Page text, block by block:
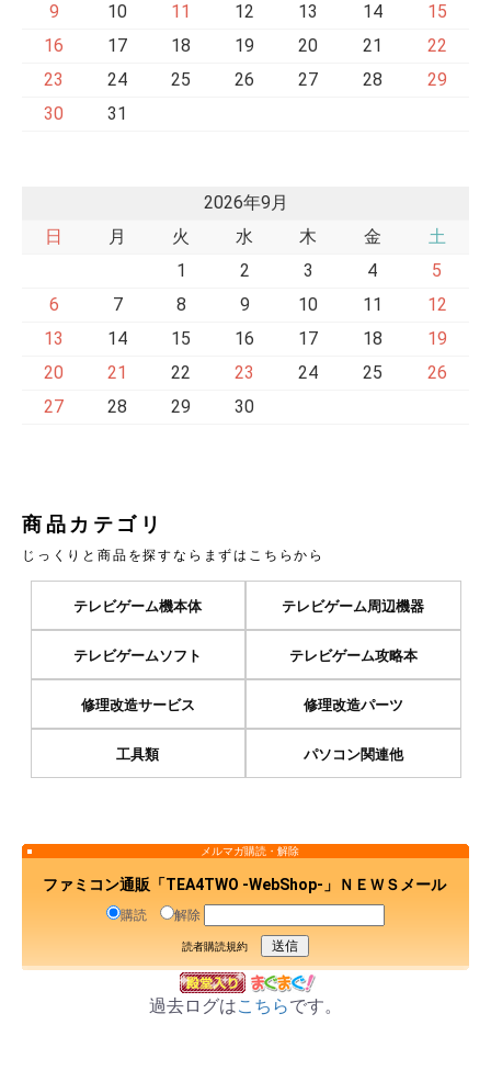
9 10 11 12 13 14
15
16
17 18 19 20 21
22
23
24 25 26 27 28
29
30
31
2026年9月
日
月 火 水 木 金
土
1
2 3 4
5
6
7 8 9 10 11
12
13
14 15 16 17 18
19
20
21 22 23 24 25
26
27
28 29 30
商品カテゴリ
じっくりと商品を探すならまずはこちらから
テレビゲーム機本体 テレビゲーム周辺機器
テレビゲームソフト テレビゲーム攻略本
修理改造サービス 修理改造パーツ
工具類 パソコン関連他
メルマガ購読・解除
ファミコン通販「TEA4TWO -WebShop-」ＮＥＷＳメール
購読 解除
読者購読規約
過去ログはこちらです。